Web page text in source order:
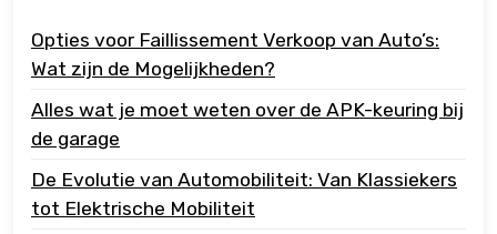
Opties voor Faillissement Verkoop van Auto’s:
Wat zijn de Mogelijkheden?
Alles wat je moet weten over de APK-keuring bij
de garage
De Evolutie van Automobiliteit: Van Klassiekers
tot Elektrische Mobiliteit